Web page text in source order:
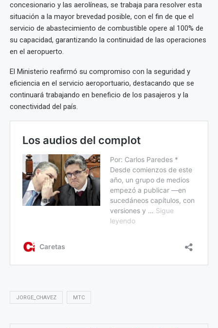
concesionario y las aerolíneas, se trabaja para resolver esta
situación a la mayor brevedad posible, con el fin de que el
servicio de abastecimiento de combustible opere al 100% de
su capacidad, garantizando la continuidad de las operaciones
en el aeropuerto.
El Ministerio reafirmó su compromiso con la seguridad y
eficiencia en el servicio aeroportuario, destacando que se
continuará trabajando en beneficio de los pasajeros y la
conectividad del país.
JORGE_CHAVEZ MTC